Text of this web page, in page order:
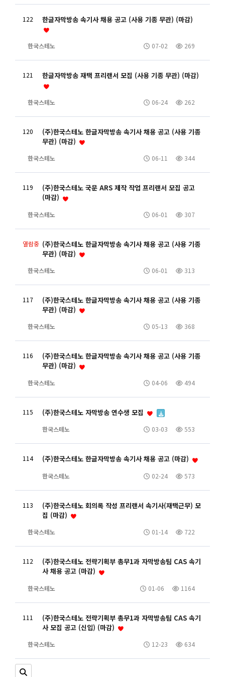
122 한글자막방송 속기사 채용 공고 (사용 기종 무관) (마감)
한국스테노 269
07-02
121 한글자막방송 재택 프리랜서 모집 (사용 기종 무관) (마감)
한국스테노 262
06-24
120
(주)한국스테노 한글자막방송 속기사 채용 공고 (사용 기종
무관) (마감)
한국스테노 344
06-11
119
(주)한국스테노 국문 ARS 제작 작업 프리랜서 모집 공고
(마감)
한국스테노 307
06-01
열람중 (주)한국스테노 한글자막방송 속기사 채용 공고 (사용 기종
무관) (마감)
한국스테노 313
06-01
117
(주)한국스테노 한글자막방송 속기사 채용 공고 (사용 기종
무관) (마감)
한국스테노 368
05-13
116
(주)한국스테노 한글자막방송 속기사 채용 공고 (사용 기종
무관) (마감)
한국스테노 494
04-06
115 (주)한국스테노 자막방송 연수생 모집
한국스테노 553
03-03
114 (주)한국스테노 한글자막방송 속기사 채용 공고 (마감)
한국스테노 573
02-24
113
(주)한국스테노 회의록 작성 프리랜서 속기사(재택근무) 모
집 (마감)
한국스테노 722
01-14
112
(주)한국스테노 전략기획부 총무1과 자막방송팀 CAS 속기
사 채용 공고 (마감)
한국스테노 1164
01-06
111
(주)한국스테노 전략기획부 총무1과 자막방송팀 CAS 속기
사 모집 공고 (신입) (마감)
한국스테노 634
12-23